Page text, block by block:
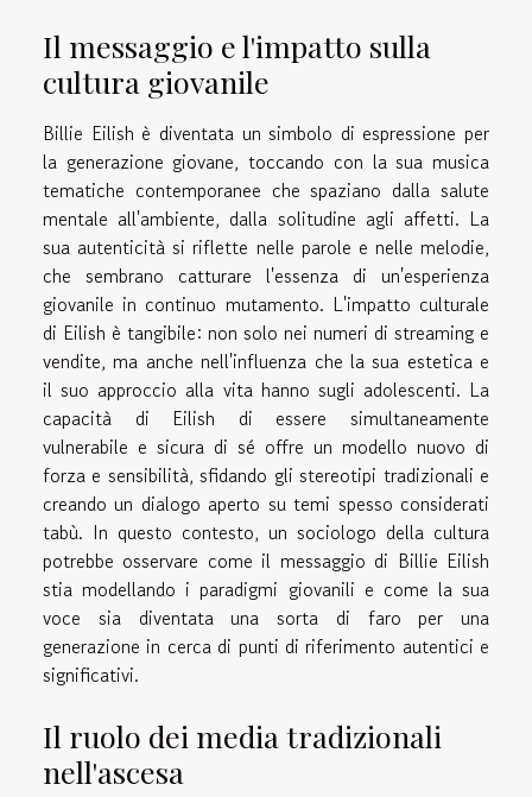
Il messaggio e l'impatto sulla
cultura giovanile
Billie Eilish è diventata un simbolo di espressione per
la generazione giovane, toccando con la sua musica
tematiche contemporanee che spaziano dalla salute
mentale all'ambiente, dalla solitudine agli affetti. La
sua autenticità si riflette nelle parole e nelle melodie,
che sembrano catturare l'essenza di un'esperienza
giovanile in continuo mutamento. L'impatto culturale
di Eilish è tangibile: non solo nei numeri di streaming e
vendite, ma anche nell'influenza che la sua estetica e
il suo approccio alla vita hanno sugli adolescenti. La
capacità di Eilish di essere simultaneamente
vulnerabile e sicura di sé offre un modello nuovo di
forza e sensibilità, sfidando gli stereotipi tradizionali e
creando un dialogo aperto su temi spesso considerati
tabù. In questo contesto, un sociologo della cultura
potrebbe osservare come il messaggio di Billie Eilish
stia modellando i paradigmi giovanili e come la sua
voce sia diventata una sorta di faro per una
generazione in cerca di punti di riferimento autentici e
significativi.
Il ruolo dei media tradizionali
nell'ascesa